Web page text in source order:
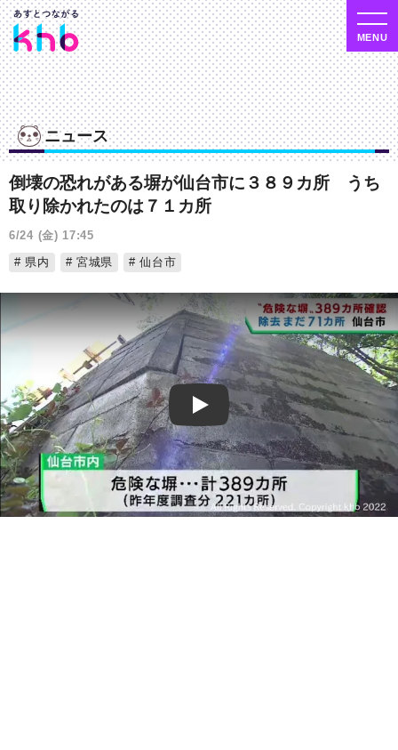
ニュース
倒壊の恐れがある塀が仙台市に３８９カ所 うち
取り除かれたのは７１カ所
6/24 (金) 17:45
県内
宮城県 仙台市
Play